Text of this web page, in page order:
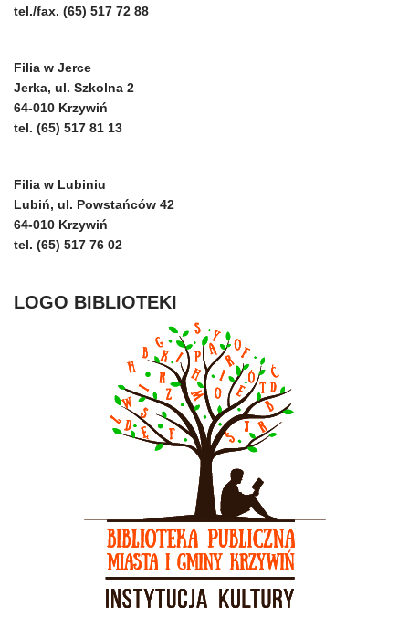
tel./fax. (65) 517 72 88
Filia w Jerce
Jerka, ul. Szkolna 2
64-010 Krzywiń
tel. (65) 517 81 13
Filia w Lubiniu
Lubiń, ul. Powstańców 42
64-010 Krzywiń
tel. (65) 517 76 02
LOGO BIBLIOTEKI